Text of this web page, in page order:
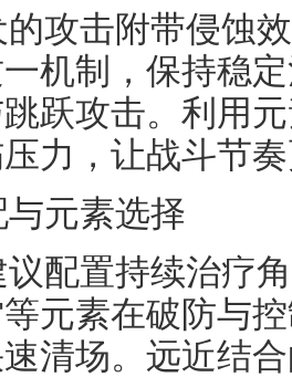
攻击附带侵蚀
机制，保持稳
跃攻击。利用
力，让战斗节
与元素选择
议配置持续治疗
元素在破防与
清场。远近结